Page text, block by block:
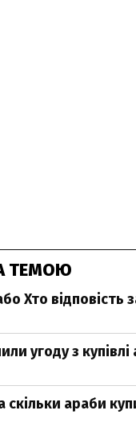
ТЕМОЮ
Хто відповість
угоду з
скільки араби